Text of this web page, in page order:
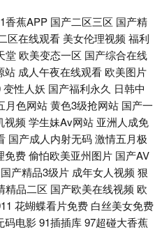
选 香蕉国产 91黄色传媒 操熟女视频
国产网站 TS赵恩静射精 国产自91
久精品高清免费视频 色网址大全亚
产精海角 蜜桃999AV线 五月花天堂
草原黄色视频 51福利社污 91秒拍
深爱激情海角社区 91老司机福利
香蕉APP 国产二区三区 国产精
区在线观看 美女伦理视频 福利
堂 欧美变态一区 国产综合在线
站 成人午夜在线观看 欧美图片
变性人妖 国产福利永久 日韩中
月色网站黄色3级抢网站 国产一
视频 学生妹Av网站 亚洲人成免
国产成人内射无码激情五月极
免费偷怕欧美亚州图片 国产AV
国产精品3级片 成年女人视频 狠
精品二区 国产欧美在线视频 欧
花蝴蝶看片免费 白丝美女免费
码电影91插插库97超碰大香蕉